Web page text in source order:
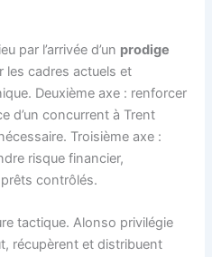
par l’arrivée d’un prodige
les cadres actuels et
Deuxième axe : renforcer
d’un concurrent à Trent
Troisième axe :
risque financier,
contrôlés.
tactique. Alonso privilégie
récupèrent et distribuent